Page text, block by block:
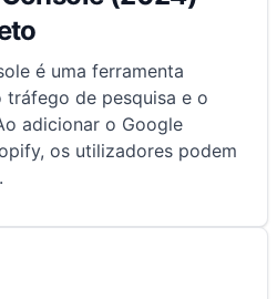
é uma ferramenta
tráfego de pesquisa e o
adicionar o Google
os utilizadores podem